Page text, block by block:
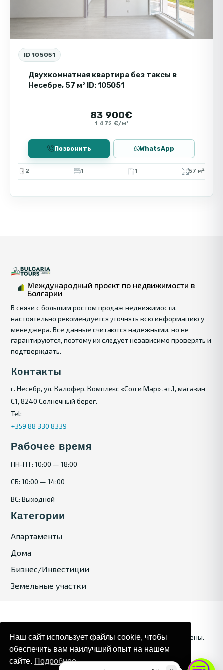
ID 105051
Двухкомнатная квартира без таксы в
Несебре, 57 м² ID: 105051
83 900€
1 472 €/м²
Позвонить WhatsApp
2 1 1 57 м2
Международный проект по недвижимости в
Болгарии
В связи с большим ростом продаж недвижимости,
настоятельно рекомендуется уточнять всю информацию у
менеджера. Все данные считаются надежными, но не
гарантируются, поэтому их следует независимо проверять и
подтверждать.
Контакты
г. Несебр, ул. Калофер, Комплекс «Сол и Мар» ,эт.1, магазин
С1, 8240 Солнечный берег.
Tel:
+359 88 330 8339
Рабочее время
ПН-ПТ: 10:00 — 18:00
СБ: 10:00 — 14:00
ВС: Выходной
Категории
Апартаменты
Дома
Бизнес/Инвестиции
Земельные участки
© 2025. Bulgaria Tours by Inrealr4u. Все права зашищены.
Карта сайта Политика конфиденциальности
Наш сайт использует файлы cookie, чтобы
обеспечить вам наилучший опыт на нашем
сайте. Подробнее